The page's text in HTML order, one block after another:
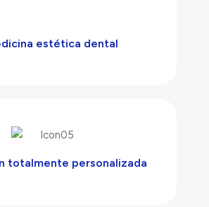
estética dental
totalmente personalizada